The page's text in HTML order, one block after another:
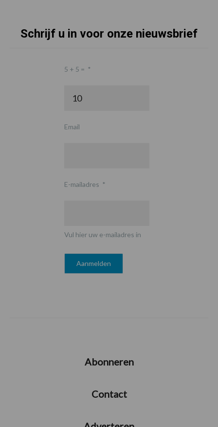
Schrijf u in voor onze nieuwsbrief
5 + 5 = *
Email
E-mailadres *
Vul hier uw e-mailadres in
Abonneren
Contact